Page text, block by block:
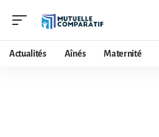
Actualités Aînés Maternité